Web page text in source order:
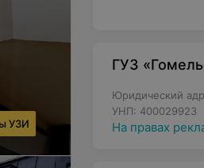
ГУЗ
Юридический
УНП: 400029923
На правах
УЗИ